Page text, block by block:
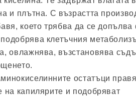
и плътна. С възрастта
което трябва да се допълва
клетъчния
овлажнява, възстановява
остатъци
на капилярите и подобряват